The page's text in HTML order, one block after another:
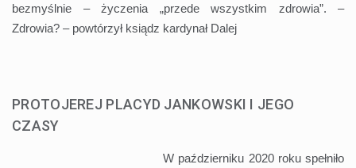
bezmyślnie – życzenia „przede wszystkim zdrowia”. –
Zdrowia? – powtórzył ksiądz kardynał Dalej
PROTOJEREJ PLACYD JANKOWSKI I JEGO
CZASY
W październiku 2020 roku spełniło